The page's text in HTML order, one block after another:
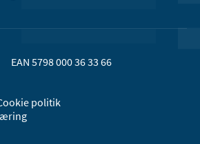
EAN 5798 000 36 33 66
politik